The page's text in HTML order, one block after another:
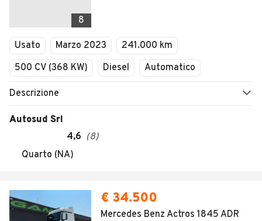
8
Usato Marzo 2023
241.000 km
500 CV (368 KW)
Diesel Automatico
Descrizione
Autosud Srl
4,6 (8)
Quarto (NA)
€ 34.500
Mercedes Benz Actros 1845 ADR